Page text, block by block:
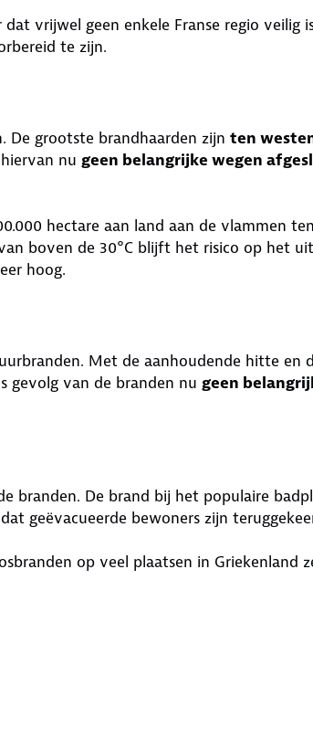
vrijwel geen enkele Franse regio veilig
te zijn.
De grootste brandhaarden zijn ten
nu geen belangrijke wegen
hectare aan land aan de vlammen
boven de 30°C blijft het risico op het
hoog.
Met de aanhoudende hitte en
gevolg van de branden nu geen
branden. De brand bij het populaire
dat geëvacueerde bewoners zijn
op veel plaatsen in Griekenland